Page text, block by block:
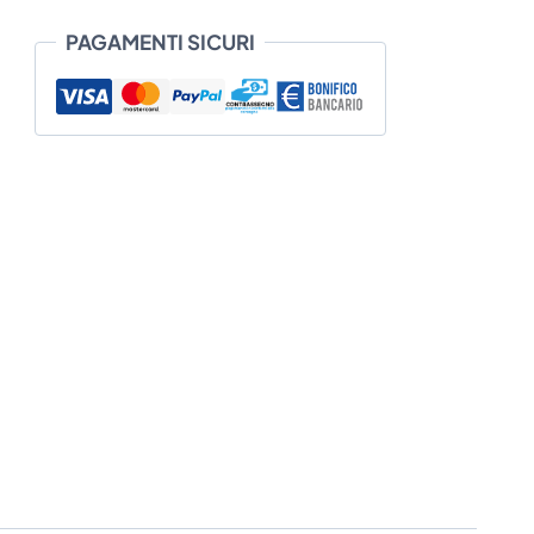
PAGAMENTI SICURI